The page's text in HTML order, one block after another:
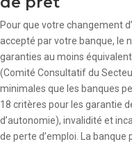
Pour que votre changement
accepté par votre banque, le
garanties au moins
(Comité Consultatif du
minimales que les banques
18 critères pour les garantie
d’autonomie), invalidité et
de perte d’emploi. La